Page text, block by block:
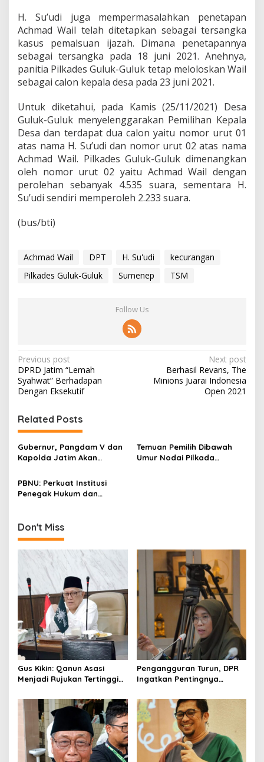
a
n
P
r
o
t
s
H. Su’udi juga mempermasalahkan penetapan
Achmad Wail telah ditetapkan sebagai tersangka
kasus pemalsuan ijazah. Dimana penetapannya
sebagai tersangka pada 18 juni 2021. Anehnya,
panitia Pilkades Guluk-Guluk tetap meloloskan Wail
sebagai calon kepala desa pada 23 juni 2021.
Untuk diketahui, pada Kamis (25/11/2021) Desa
Guluk-Guluk menyelenggarakan Pemilihan Kepala
Desa dan terdapat dua calon yaitu nomor urut 01
atas nama H. Su’udi dan nomor urut 02 atas nama
Achmad Wail. Pilkades Guluk-Guluk dimenangkan
oleh nomor urut 02 yaitu Achmad Wail dengan
perolehan sebanyak 4.535 suara, sementara H.
Su’udi sendiri memperoleh 2.233 suara.
(bus/bti)
Achmad Wail DPT H. Su'udi
kecurangan
Pilkades Guluk-Guluk
Sumenep TSM
Follow Us
P
o
s
t
n
a
v
i
g
t
i
n
Previous post
DPRD Jatim “Lemah
Syahwat” Berhadapan
Dengan Eksekutif
Next post
Berhasil Revans, The
Minions Juarai Indonesia
Open 2021
Related Posts
Gubernur, Pangdam V dan
Kapolda Jatim Akan
Terdampak Gempa
Situbondo
Temuan Pemilih Dibawah
Umur Nodai Pilkada
PBNU: Perkuat Institusi
Penegak Hukum dan
Don't Miss
Gus Kikin: Qanun Asasi
Menjadi Rujukan Tertinggi
Pengangguran Turun, DPR
Ingatkan Pentingnya
yang Layak